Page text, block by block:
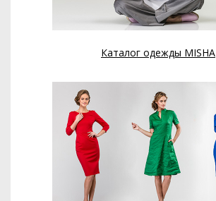
Каталог одежды MISHA